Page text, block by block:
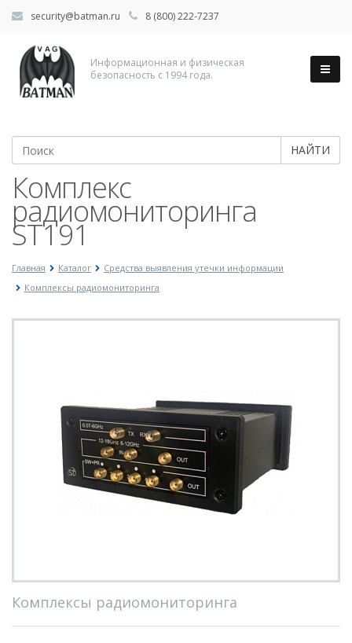
security@batman.ru 8 (800) 222-7237
Информационная и физическая
безопасность с 1994 года.
НАЙТИ
Комплекс
радиомониторинга
ST191
Главная Каталог
Средства выявления утечки информации
Комплексы радиомониторинга
Комплексы радиомониторинга